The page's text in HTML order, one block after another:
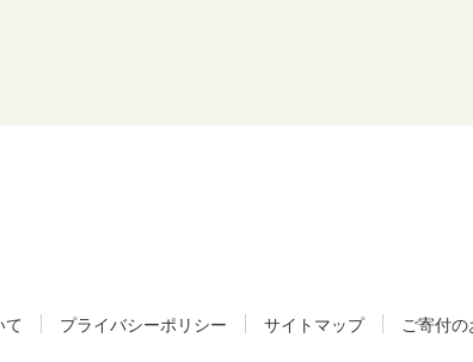
て プライバシーポリシー サイトマップ ご寄付